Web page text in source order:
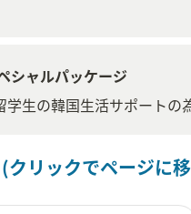
シャルパッケージ
生の韓国生活サポートの
リックでページに